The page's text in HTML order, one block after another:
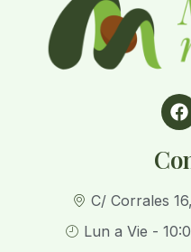
C/ Corrales
Lun a Vie -